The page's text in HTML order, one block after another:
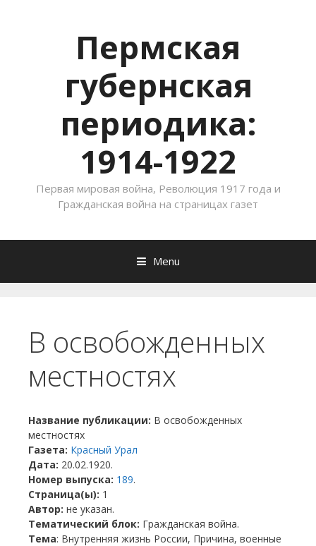
Пермская
губернская
периодика:
1914-1922
Первая мировая война, Революция 1917 года и
Гражданская война на страницах газет
Menu
В освобожденных
местностях
Название публикации: В освобожденных
местностях
Газета: Красный Урал
Дата: 20.02.1920.
Номер выпуска: 189.
Страница(ы): 1
Автор: не указан.
Тематический блок: Гражданская война.
Тема: Внутренняя жизнь России, Причина, военные